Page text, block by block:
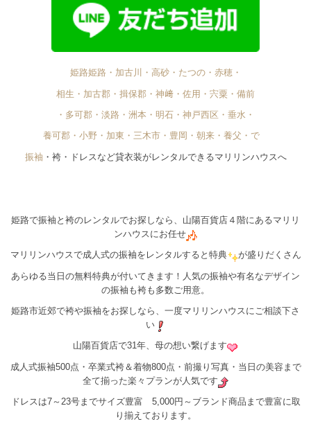
姫路姫路・加古川・高砂・たつの・赤穂・
相生・加古郡・揖保郡・神﨑・佐用・宍粟・備前
・多可郡・淡路・洲本・明石・神戸西区・垂水・
養可郡・小野・加東・三木市・豊岡・朝来・養父・で゙
振袖 ・袴・ドレスなど貸衣装がレンタルできるマリリンハウスへ
姫路で振袖と袴のレンタルでお探しなら、山陽百貨店４階にあるマリリ
ンハウスにお任せ
マリリンハウスで成人式の振袖をレンタルすると特典 が盛りだくさん
あらゆる当日の無料特典が付いてきます！人気の振袖や有名なデザイン
の振袖も袴も多数ご用意。
姫路市近郊で袴や振袖をお探しなら、一度マリリンハウスにご相談下さ
い
山陽百貨店で31年、母の想い繋げます
成人式振袖500点・卒業式袴＆着物800点・前撮り写真・当日の美容まで
全て揃った楽々プランが人気です
ドレスは7～23号までサイズ豊富 5,000円～ブランド商品まで豊富に取
り揃えております。